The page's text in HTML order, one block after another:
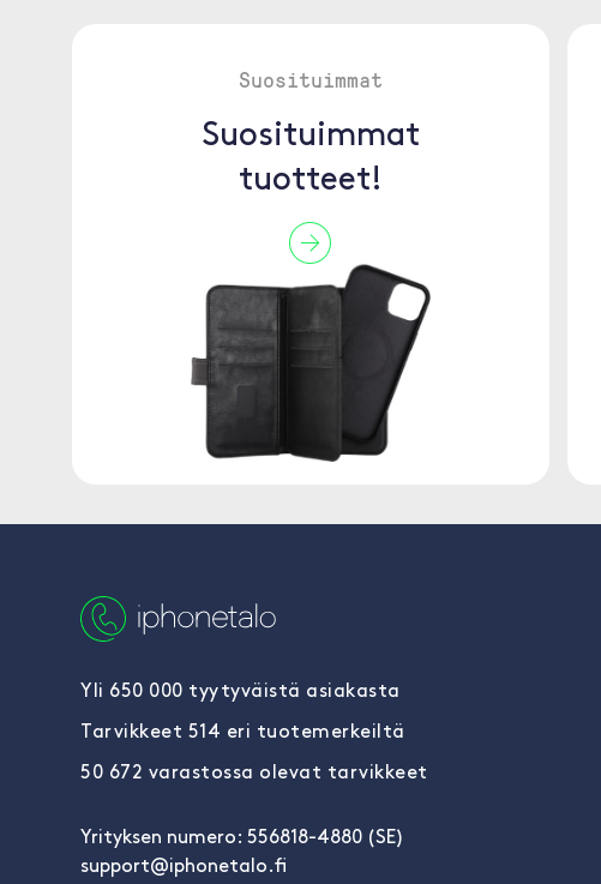
Suosituimmat
Suosituimmat
tuotteet!
Yli 650 000 tyytyväistä asiakasta
Tarvikkeet 514 eri tuotemerkeiltä
50 672 varastossa olevat tarvikkeet
Yrityksen numero: 556818-4880 (SE)
support@iphonetalo.fi